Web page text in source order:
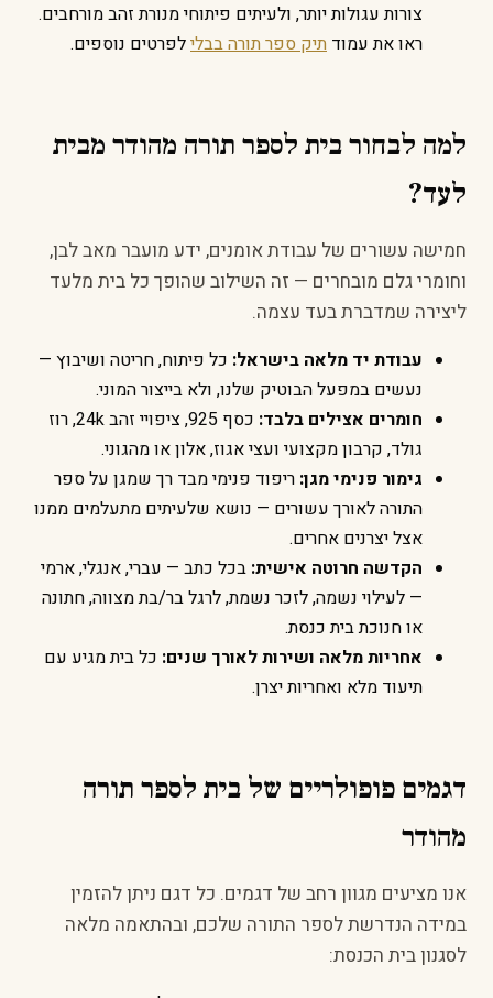
צורות עגולות יותר, ולעיתים פיתוחי מנורת זהב מורחבים.
ראו את עמוד תיק ספר תורה בבלילפרטים נוספים.
למה לבחור בית לספר תורה מהודר מבית
לעד?
חמישה עשורים של עבודת אומנים, ידע מועבר מאב לבן,
וחומרי גלם מובחרים — זה השילוב שהופך כל בית מלעד
ליצירה שמדברת בעד עצמה.
עבודת יד מלאה בישראל: כל פיתוח, חריטה ושיבוץ —
נעשים במפעל הבוטיק שלנו, ולא בייצור המוני.
חומרים אצילים בלבד:
כסף 925, ציפויי זהב 24k, רוז
גולד, קרבון מקצועי ועצי אגוז, אלון או מהגוני.
גימור פנימי מגן: ריפוד פנימי מבד רך שמגן על ספר
התורה לאורך עשורים — נושא שלעיתים מתעלמים ממנו
אצל יצרנים אחרים.
הקדשה חרוטה אישית: בכל כתב — עברי, אנגלי, ארמי
— לעילוי נשמה, לזכר נשמת, לרגל בר/בת מצווה, חתונה
או חנוכת בית כנסת.
אחריות מלאה ושירות לאורך שנים: כל בית מגיע עם
תיעוד מלא ואחריות יצרן.
דגמים פופולריים של בית לספר תורה
מהודר
אנו מציעים מגוון רחב של דגמים. כל דגם ניתן להזמין
במידה הנדרשת לספר התורה שלכם, ובהתאמה מלאה
לסגנון בית הכנסת: